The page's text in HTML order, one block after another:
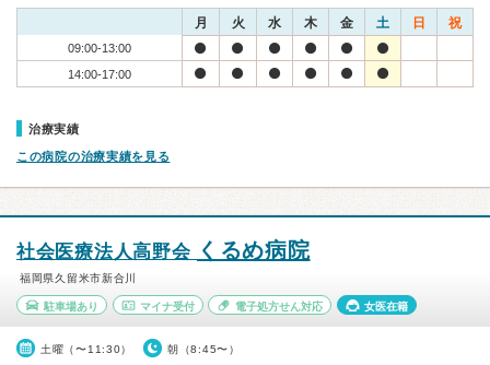
月 火 水 木 金 土 日 祝
09:00-13:00
14:00-17:00
治療実績
この病院の治療実績を見る
社会医療法人高野会 くるめ病院
福岡県久留米市新合川
駐車場あり マイナ受付 電子処方せん対応 女医在籍
土曜（〜11:30） 朝（8:45〜）